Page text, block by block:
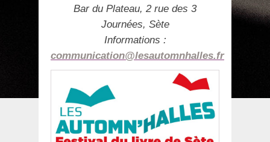
Bar du Plateau, 2 rue des 3
Journées, Sète
Informations :
communication@lesautomnhalles.fr